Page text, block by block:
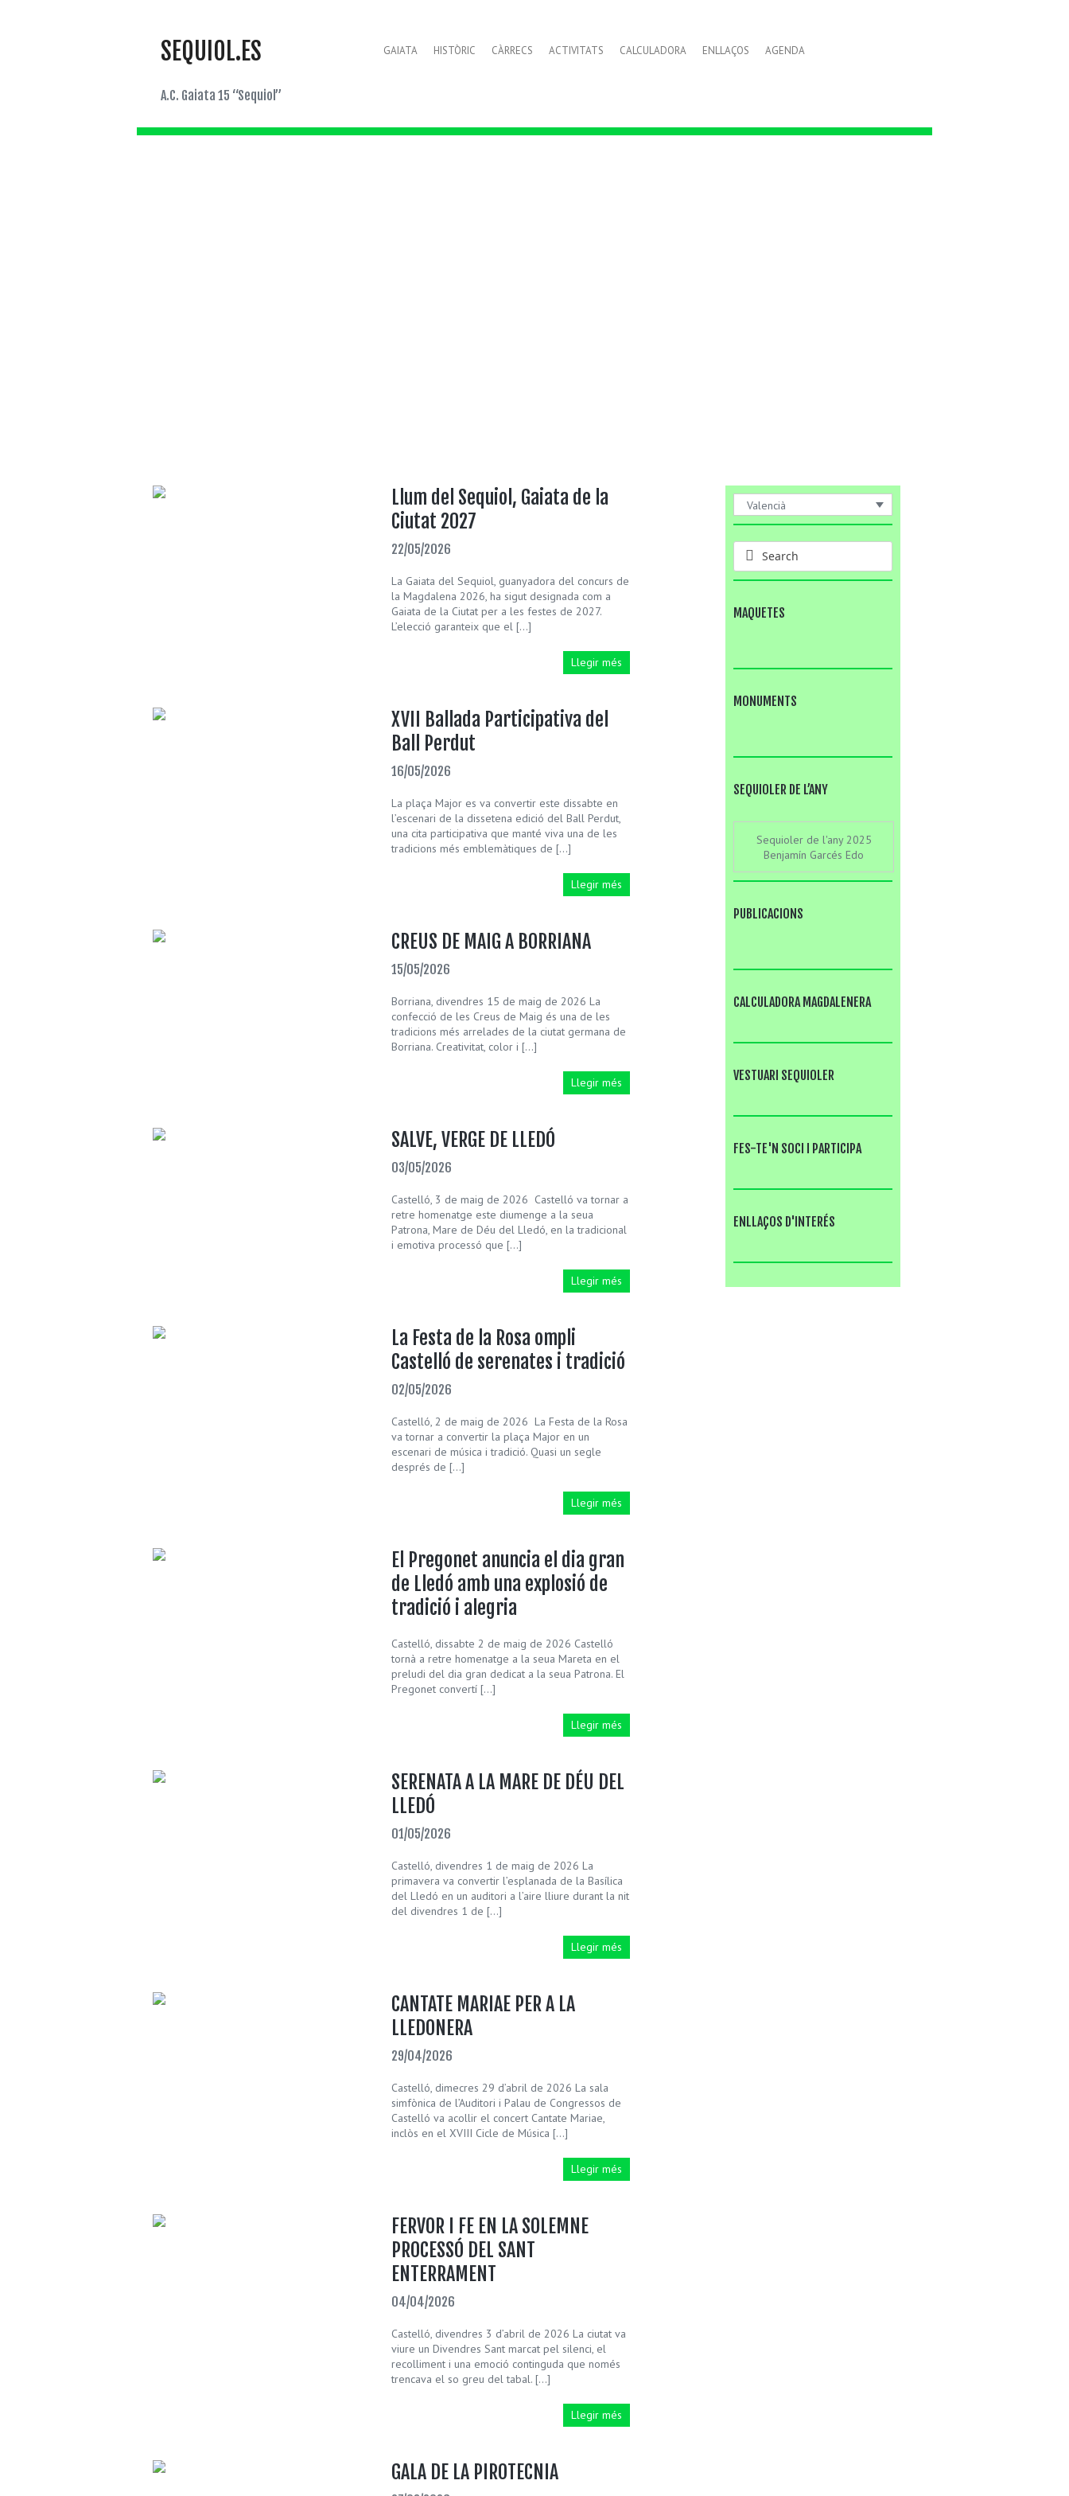
SEQUIOL.ES
A.C. Gaiata 15 “Sequiol”
GAIATA HISTÒRIC CÀRRECS ACTIVITATS CALCULADORA ENLLAÇOS AGENDA
Llum del Sequiol, Gaiata de la
Ciutat 2027
22/05/2026
La Gaiata del Sequiol, guanyadora del concurs de
la Magdalena 2026, ha sigut designada com a
Gaiata de la Ciutat per a les festes de 2027.
L’elecció garanteix que el […]
Llegir més
XVII Ballada Participativa del
Ball Perdut
16/05/2026
La plaça Major es va convertir este dissabte en
l’escenari de la dissetena edició del Ball Perdut,
una cita participativa que manté viva una de les
tradicions més emblemàtiques de […]
Llegir més
CREUS DE MAIG A BORRIANA
15/05/2026
Borriana, divendres 15 de maig de 2026 La
confecció de les Creus de Maig és una de les
tradicions més arrelades de la ciutat germana de
Borriana. Creativitat, color i […]
Llegir més
SALVE, VERGE DE LLEDÓ
03/05/2026
Castelló, 3 de maig de 2026 Castelló va tornar a
retre homenatge este diumenge a la seua
Patrona, Mare de Déu del Lledó, en la tradicional
i emotiva processó que […]
Llegir més
La Festa de la Rosa ompli
Castelló de serenates i tradició
02/05/2026
Castelló, 2 de maig de 2026 La Festa de la Rosa
va tornar a convertir la plaça Major en un
escenari de música i tradició. Quasi un segle
després de […]
Llegir més
El Pregonet anuncia el dia gran
de Lledó amb una explosió de
tradició i alegria
Castelló, dissabte 2 de maig de 2026 Castelló
tornà a retre homenatge a la seua Mareta en el
preludi del dia gran dedicat a la seua Patrona. El
Pregonet convertí […]
Llegir més
SERENATA A LA MARE DE DÉU DEL
LLEDÓ
01/05/2026
Castelló, divendres 1 de maig de 2026 La
primavera va convertir l’esplanada de la Basílica
del Lledó en un auditori a l’aire lliure durant la nit
del divendres 1 de […]
Llegir més
CANTATE MARIAE PER A LA
LLEDONERA
29/04/2026
Castelló, dimecres 29 d’abril de 2026 La sala
simfònica de l’Auditori i Palau de Congressos de
Castelló va acollir el concert Cantate Mariae,
inclòs en el XVIII Cicle de Música […]
Llegir més
FERVOR I FE EN LA SOLEMNE
PROCESSÓ DEL SANT
ENTERRAMENT
04/04/2026
Castelló, divendres 3 d’abril de 2026 La ciutat va
viure un Divendres Sant marcat pel silenci, el
recolliment i una emoció continguda que només
trencava el so greu del tabal. […]
Llegir més
GALA DE LA PIROTECNIA
Valencià
MAQUETES
MONUMENTS
SEQUIOLER DE L’ANY
Sequioler de l'any 2025
Benjamín Garcés Edo
PUBLICACIONS
CALCULADORA MAGDALENERA
VESTUARI SEQUIOLER
FES-TE'N SOCI I PARTICIPA
ENLLAÇOS D'INTERÉS